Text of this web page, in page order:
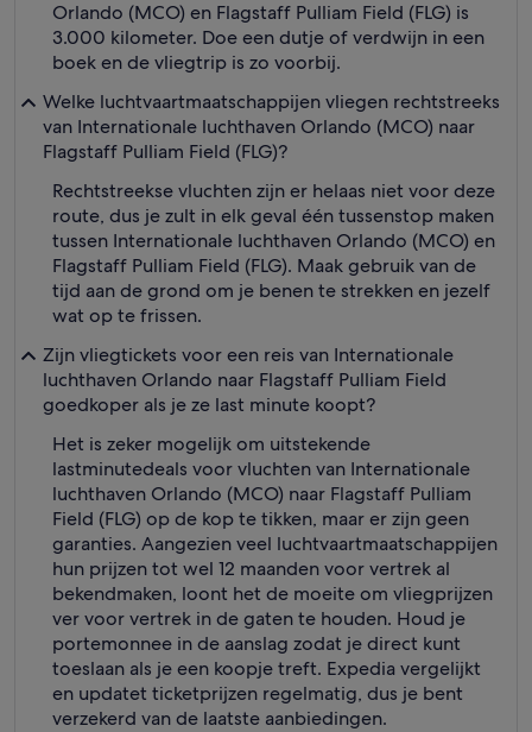
Orlando (MCO) en Flagstaff Pulliam Field (FLG) is
3.000 kilometer. Doe een dutje of verdwijn in een
boek en de vliegtrip is zo voorbij.
Welke luchtvaartmaatschappijen vliegen rechtstreeks
van Internationale luchthaven Orlando (MCO) naar
Flagstaff Pulliam Field (FLG)?
Rechtstreekse vluchten zijn er helaas niet voor deze
route, dus je zult in elk geval één tussenstop maken
tussen Internationale luchthaven Orlando (MCO) en
Flagstaff Pulliam Field (FLG). Maak gebruik van de
tijd aan de grond om je benen te strekken en jezelf
wat op te frissen.
Zijn vliegtickets voor een reis van Internationale
luchthaven Orlando naar Flagstaff Pulliam Field
goedkoper als je ze last minute koopt?
Het is zeker mogelijk om uitstekende
lastminutedeals voor vluchten van Internationale
luchthaven Orlando (MCO) naar Flagstaff Pulliam
Field (FLG) op de kop te tikken, maar er zijn geen
garanties. Aangezien veel luchtvaartmaatschappijen
hun prijzen tot wel 12 maanden voor vertrek al
bekendmaken, loont het de moeite om vliegprijzen
ver voor vertrek in de gaten te houden. Houd je
portemonnee in de aanslag zodat je direct kunt
toeslaan als je een koopje treft. Expedia vergelijkt
en updatet ticketprijzen regelmatig, dus je bent
verzekerd van de laatste aanbiedingen.